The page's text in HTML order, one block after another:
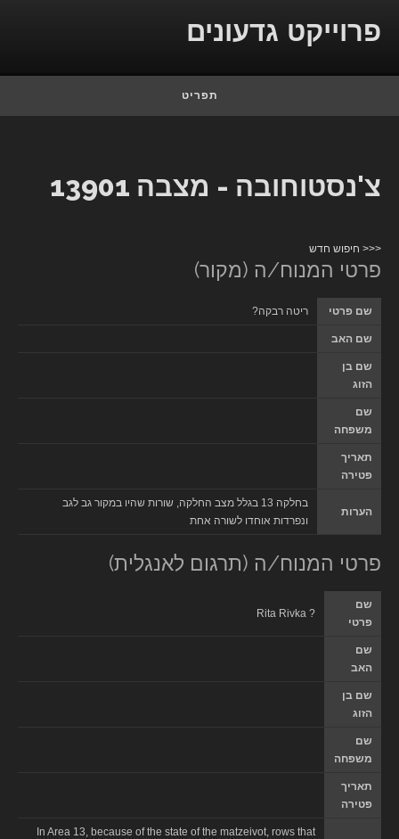
פרוייקט גדעונים
תפריט
צ'נסטוחובה - מצבה 13901
<<< חיפוש חדש
פרטי המנוח/ה (מקור)
שם פרטי ריטה רבקה?
שם האב
שם בן
הזוג
שם
משפחה
תאריך
פטירה
הערות
בחלקה 13 בגלל מצב החלקה, שורות שהיו במקור גב לגב
ונפרדות אוחדו לשורה אחת
פרטי המנוח/ה (תרגום לאנגלית)
שם
פרטי
Rita Rivka ?
שם
האב
שם בן
הזוג
שם
משפחה
תאריך
פטירה
In Area 13, because of the state of the matzeivot, rows that